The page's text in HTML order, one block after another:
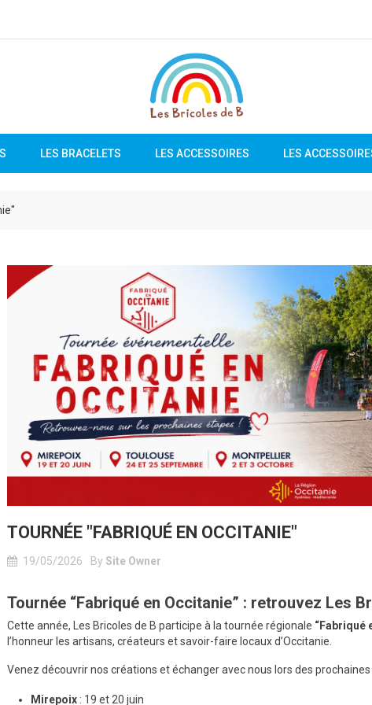
LES BRACELETS LES ACCESSOIRES LES
fabrication de
les mois à la Halle
de Launaguet
plus
Foire Internationale de
Du 15 au 19 avril, venez nous
retrouver au MEET de Toulouse
En savoir plus
TOURNÉE "FABRIQUÉ EN OCCITANIE"
19/05/2026 By Site Owner
Tournée “Fabriqué en Occitanie” : retrouvez Les
Cette année, Les Bricoles de B participe à la tournée régionale “Fabriqué
l’honneur les artisans, créateurs et savoir-faire locaux d’Occitanie.
Venez découvrir nos créations et échanger avec nous lors des prochaines
Mirepoix : 19 et 20 juin